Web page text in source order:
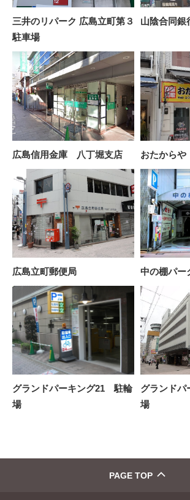
三井のリパーク 広島立町第３
駐車場
山陰合同銀
広島信用金庫 八丁堀支店 おたから
広島立町郵便局 中の棚パー
グランドパーキング21 駐輪
場
グランド
場
PAGE TOP